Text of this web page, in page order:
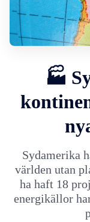
🏭
Sydamerika
världen utan
ha haft 18
energikällor